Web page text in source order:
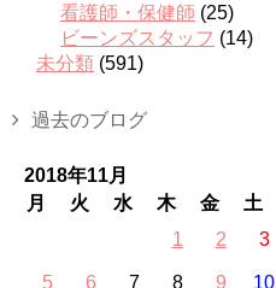
看護師・保健師 (25)
ビーンズスタッフ (14)
未分類 (591)
過去のブログ
2018年11月
月
火 水 木 金 土
1
2 3
5 6 7 8 9 10